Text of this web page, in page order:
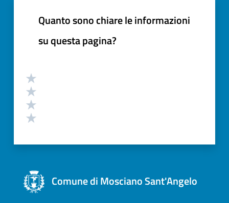
Quanto sono chiare le informazioni
su questa pagina?
Comune di Mosciano Sant'Angelo